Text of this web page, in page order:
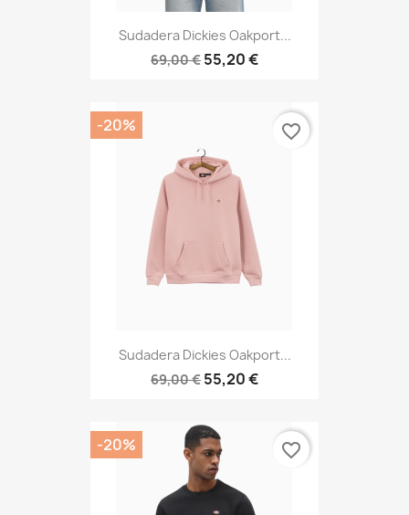
Sudadera Dickies Oakport...
69,00 € 55,20 €
Sudadera Dickies Oakport...
69,00 € 55,20 €
-20% favorite_border
-20% favorite_border